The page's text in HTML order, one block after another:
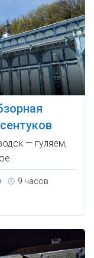
— гуляем,
9 часов